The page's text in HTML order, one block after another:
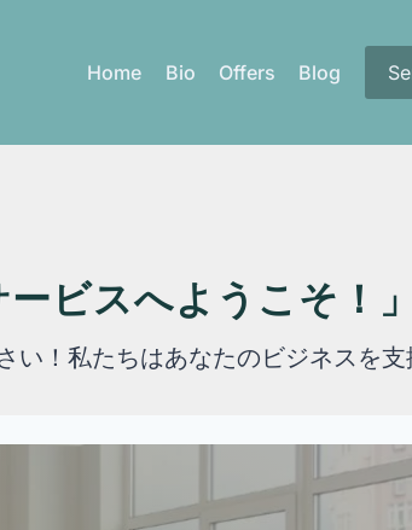
Home Bio Offers Blog
ビスへようこそ！」
！私たちはあなたのビジネスを支